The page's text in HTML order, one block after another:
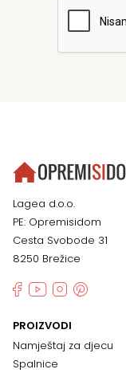
Lagea d.o.o.
PE: Opremisidom
Cesta Svobode 31
8250 Brežice
PROIZVODI
Namještaj za djecu
Spalnice